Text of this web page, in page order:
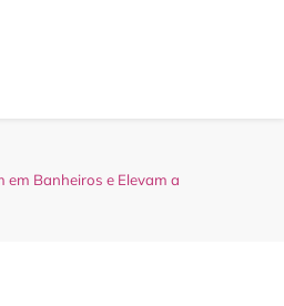
Banheiros e Elevam a